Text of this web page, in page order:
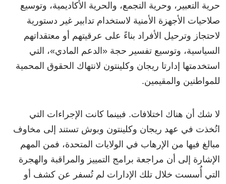
حرية التعبير، وحرية التجمع، والحرية الأكاديمية، وتوسيع
صلاحيات الأجهزة الأمنية لاستخدام تدابير غير دستورية
لاحتجاز وترحيل الأفراد بناءً على عرقيتهم أو معتقداتهم
السياسية، وتوسيع تفسير حجة «الدعم المادي»، التي
استخدمتها إدارتا ريجان وكلينتون لانتهاك الحقوق المحمية
للمواطنين والمقيمين.
لا شك أن هناك اختلافات. فبينما كانت الإجراءات التي
اتُخذت في عهد ريجان وكلينتون وبوش تستند إلى مخاوف
مبالغ فيها من الإرهاب في الولايات المتحدة، فمن المهم
الإشارة إلى أن مراجعة برامج التمييز والمراقبة والهجرة
التي أُسست خلال تلك الإدارات لم تُسفر عن كشف أو